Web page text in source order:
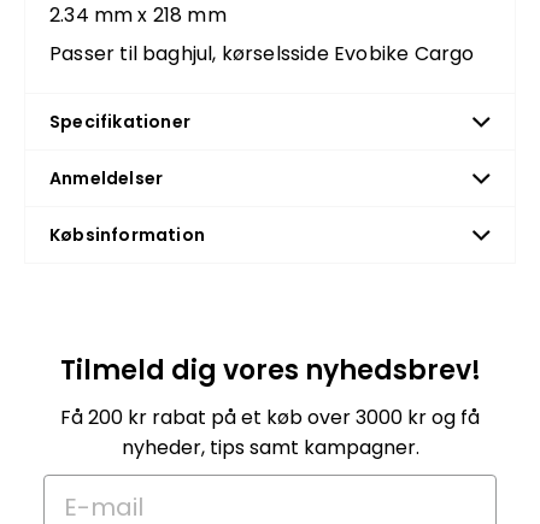
2.34 mm x 218 mm
Passer til baghjul, kørselsside Evobike Cargo
Specifikationer
Anmeldelser
Købsinformation
Tilmeld dig vores nyhedsbrev!
Få 200 kr rabat på et køb over 3000 kr og få
nyheder, tips samt kampagner.
E-mail